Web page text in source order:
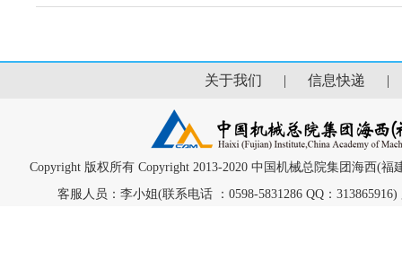
关于我们 | 信息快递
Copyright 版权所有 Copyright 2013-2020 中国机械总院集团海西(
客服人员：李小姐(联系电话 ：0598-5831286 QQ：